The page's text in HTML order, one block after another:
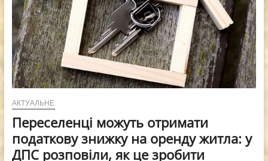
АКТУАЛЬНЕ
Переселенці можуть отримати
податкову знижку на оренду житла: у
ДПС розповіли, як це зробити